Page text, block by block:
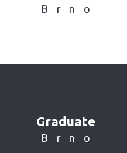
Brno
Graduate
Brno